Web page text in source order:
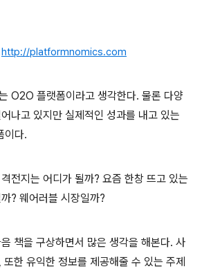
http://platformnomics.com
O2O 플랫폼이라고 생각한다. 물론 다양
나고 있지만 실제적인 성과를 내고 있는
이다.
전지는 어디가 될까? 요즘 한창 뜨고 있는
? 웨어러블 시장일까?
책을 구상하면서 많은 생각을 해본다. 사
한 유익한 정보를 제공해줄 수 있는 주제